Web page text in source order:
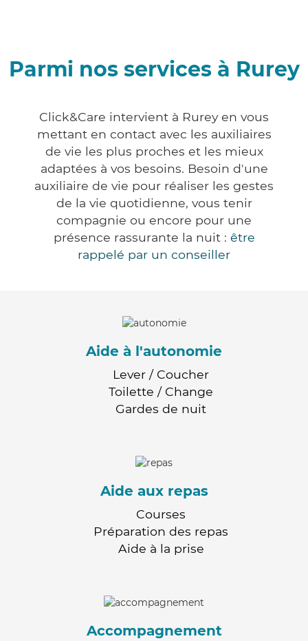
Parmi nos services à Rurey
Click&Care intervient à Rurey en vous
mettant en contact avec les auxiliaires
de vie les plus proches et les mieux
adaptées à vos besoins. Besoin d'une
auxiliaire de vie pour réaliser les gestes
de la vie quotidienne, vous tenir
compagnie ou encore pour une
présence rassurante la nuit : être
rappelé par un conseiller
Aide à l'autonomie
Lever / Coucher
Toilette / Change
Gardes de nuit
Aide aux repas
Courses
Préparation des repas
Aide à la prise
Accompagnement